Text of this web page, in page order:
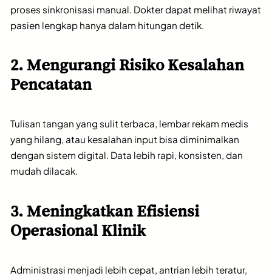
proses sinkronisasi manual. Dokter dapat melihat riwayat
pasien lengkap hanya dalam hitungan detik.
2. Mengurangi Risiko Kesalahan
Pencatatan
Tulisan tangan yang sulit terbaca, lembar rekam medis
yang hilang, atau kesalahan input bisa diminimalkan
dengan sistem digital. Data lebih rapi, konsisten, dan
mudah dilacak.
3. Meningkatkan Efisiensi
Operasional Klinik
Administrasi menjadi lebih cepat, antrian lebih teratur,